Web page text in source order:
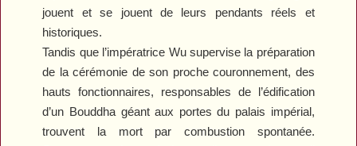
jouent et se jouent de leurs pendants réels et
historiques.
Tandis que l’impératrice Wu supervise la préparation
de la cérémonie de son proche couronnement, des
hauts fonctionnaires, responsables de l’édification
d’un Bouddha géant aux portes du palais impérial,
trouvent la mort par combustion spontanée.